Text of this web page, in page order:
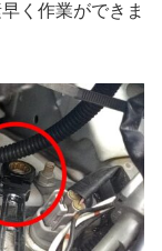
く作業ができま